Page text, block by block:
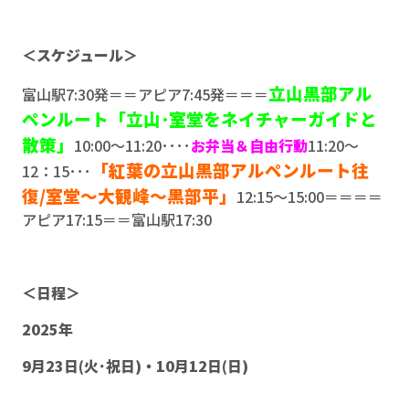
＜スケジュール＞
富山駅7:30発＝＝アピア7:45発＝＝＝立山黒部アル
ペンルート「立山･室堂をネイチャーガイドと
散策」 10:00～11:20････お弁当＆自由行動11:20～
12：15･･･
「紅葉の立山黒部アルペンルート往
復/室堂～大観峰～黒部平」 12:15～15:00＝＝＝＝
アピア17:15＝＝富山駅17:30
＜日程＞
2025年
9月23日(火･祝日)・10月12日(日)